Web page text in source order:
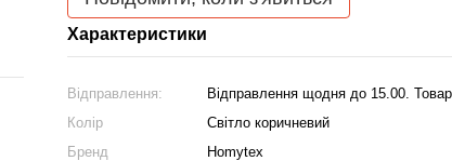
Характеристики
Відправлення:
Відправлення щодня до 15.00.
Колір
Світло коричневий
Бренд
Homytex